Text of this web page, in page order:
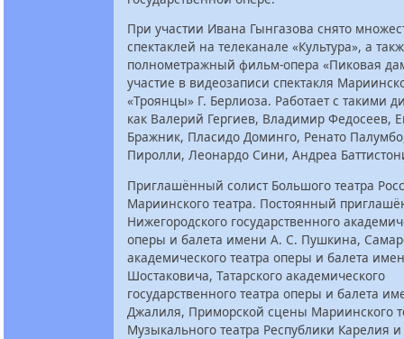
При участии Ивана Гынгазова снято
спектаклей на телеканале «Культура», а
полнометражный фильм-опера «Пиковая
участие в видеозаписи спектакля
«Троянцы» Г. Берлиоза. Работает с такими
как Валерий Гергиев, Владимир Федосеев,
Бражник, Пласидо Доминго, Ренато
Пиролли, Леонардо Сини, Андреа
Приглашённый солист Большого театра
Мариинского театра. Постоянный
Нижегородского государственного
оперы и балета имени А. С. Пушкина,
академического театра оперы и балета
Шостаковича, Татарского академического
государственного театра оперы и балета
Джалиля, Приморской сцены Мариинского
Музыкального театра Республики Карелия и